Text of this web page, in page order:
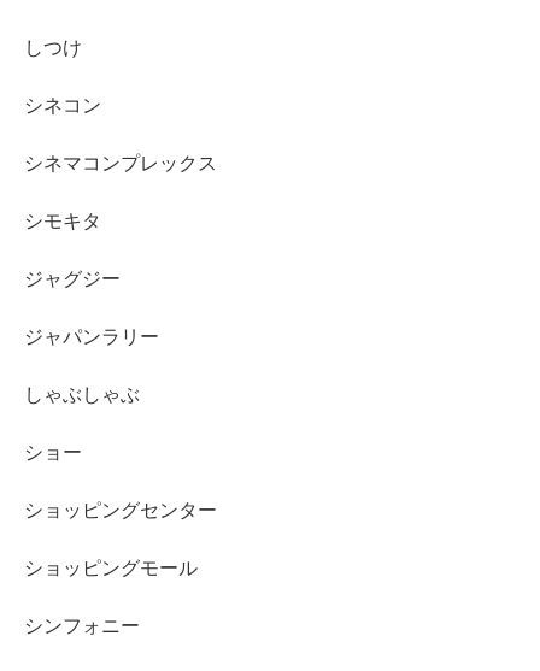
しつけ
シネコン
シネマコンプレックス
シモキタ
ジャグジー
ジャパンラリー
しゃぶしゃぶ
ショー
ショッピングセンター
ショッピングモール
シンフォニー